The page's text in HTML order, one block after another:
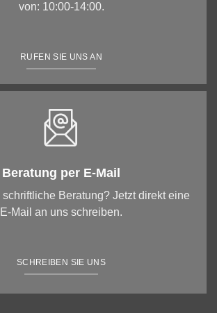
von: 10:00-14:00.
RUFEN SIE UNS AN
Beratung per E-Mail
schriftliche Beratung? Jetzt direkt eine
E-Mail an uns schreiben.
SCHREIBEN SIE UNS